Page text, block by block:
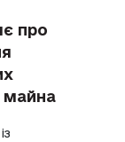
про
майна